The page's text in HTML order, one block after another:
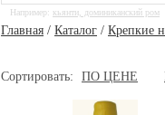
Например: кьянти, доминиканский ром
Главная / Каталог / Крепкие
Сортировать: ПО ЦЕНЕ